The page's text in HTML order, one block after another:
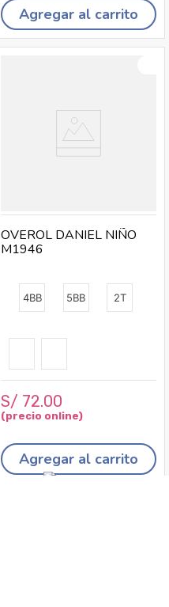
Agregar al carrito
4BB 5BB 2T
OVEROL DANIEL NIÑO
M1946
S/ 72.00
Agregar al carrito